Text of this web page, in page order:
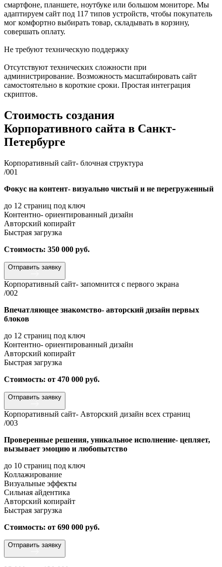
смартфоне, планшете, ноутбуке или большом мониторе. Мы
адаптируем сайт под 117 типов устройств, чтобы покупатель
мог комфортно выбирать товар, складывать в корзину,
совершать оплату.
Не требуют техническую поддержку
Отсутствуют технических сложности при
администрирование. Возможность масштабировать сайт
самостоятельно в короткие сроки. Простая интеграция
скриптов.
Стоимость создания
Корпоративного сайта в Санкт-
Петербурге
Корпоративный сайт- блочная структура
/001
Фокус на контент- визуально чистый и не перегруженный
до 12 страниц под ключ
Контентно- ориентированный дизайн
Авторский копирайт
Быстрая загрузка
Стоимость: 350 000 руб.
Отправить заявку
Корпоративный сайт- запомнится с первого экрана
/002
Впечатляющее знакомство- авторский дизайн первых
блоков
до 12 страниц под ключ
Контентно- ориентированный дизайн
Авторский копирайт
Быстрая загрузка
Стоимость: от 470 000 руб.
Отправить заявку
Корпоративный сайт- Авторский дизайн всех страниц
/003
Проверенные решения, уникальное исполнение- цепляет,
вызывает эмоцию и любопытство
до 10 страниц под ключ
Коллажирование
Визуальные эффекты
Сильная айдентика
Авторский копирайт
Быстрая загрузка
Стоимость: от 690 000 руб.
Отправить заявку